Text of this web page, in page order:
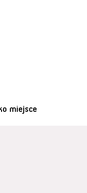
miejsce